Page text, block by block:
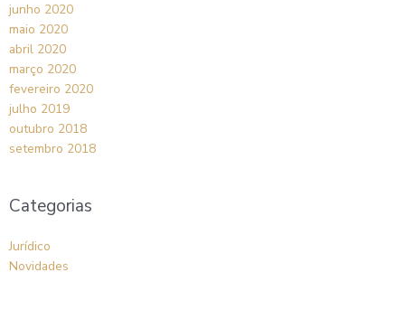
junho 2020
maio 2020
abril 2020
março 2020
fevereiro 2020
julho 2019
outubro 2018
setembro 2018
Categorias
Jurídico
Novidades